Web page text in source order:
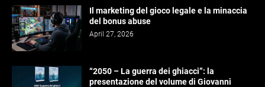
Il marketing del gioco legale e la minaccia
del bonus abuse
April 27, 2026
“2050 – La guerra dei ghiacci”: la
presentazione del volume di Giovanni